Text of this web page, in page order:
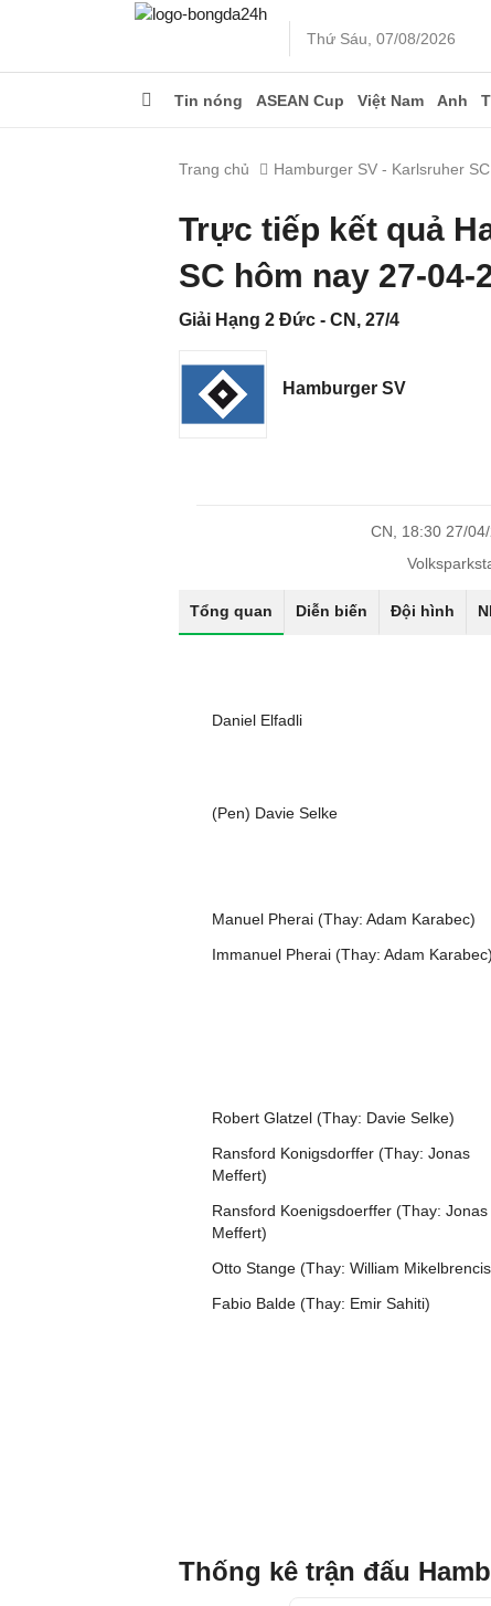
Thứ Sáu, 07/08/2026
Tin nóng ASEAN Cup Việt Nam Anh
Trang chủ Hamburger SV - Karlsruher SC
Trực tiếp kết quả
SC hôm nay 27-04-
Giải Hạng 2 Đức - CN, 27/4
Hamburger SV
CN, 18:30 27/
Tổng quan Diễn biến Đội hình
Daniel Elfadli
(Pen) Davie Selke
Manuel Pherai (Thay: Adam Karabec)
Immanuel Pherai (Thay: Adam Karabec)
Robert Glatzel (Thay: Davie Selke)
Ransford Konigsdorffer (Thay: Jonas
Meffert)
Ransford Koenigsdoerffer (Thay: Jonas
Meffert)
Otto Stange (Thay: William
Fabio Balde (Thay: Emir Sahiti)
Thống kê trận đấu